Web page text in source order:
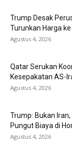
Trump Desak
Turunkan Harga
Agustus 4, 2026
Qatar Serukan
Kesepakatan AS-
Agustus 4, 2026
Trump: Bukan
Pungut Biaya di
Agustus 4, 2026